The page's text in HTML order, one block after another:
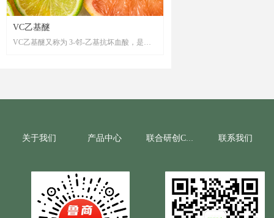
VC乙基醚
VC乙基醚又称为 3-邻-乙基抗坏血酸，是一
用度。
关于我们 产品中心 联合研创CRO 联系我们